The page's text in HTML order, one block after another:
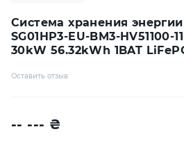
Система хранения энергии
SG01HP3-EU-BM3-HV51100-
30kW 56.32kWh 1BAT
Оставить отзыв
-- --- ₴